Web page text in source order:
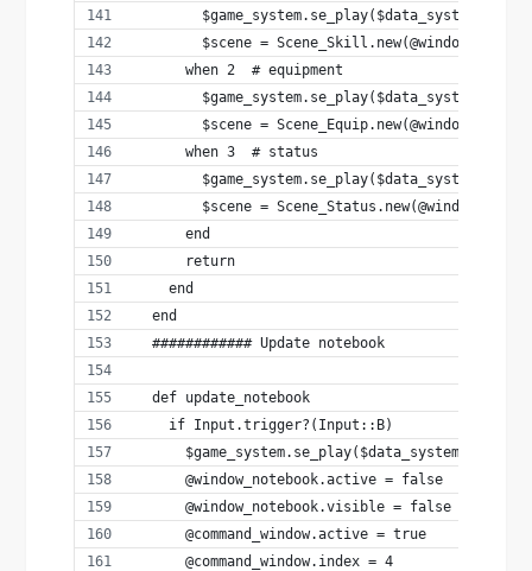
$scene =
      when 2  # equipment
$scene =
      when 3  # status
$scene =
      end
      return
    end
  end
  ############ Update notebook
  def update_notebook
    if Input.trigger?(Input::B)
      @window_notebook.active = false
      @window_notebook.visible = false
      @command_window.active = true
      @command_window.index = 4